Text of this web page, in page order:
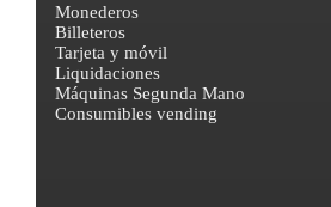
Monederos
Billeteros
Tarjeta y móvil
Liquidaciones
Máquinas Segunda Mano
Consumibles vending